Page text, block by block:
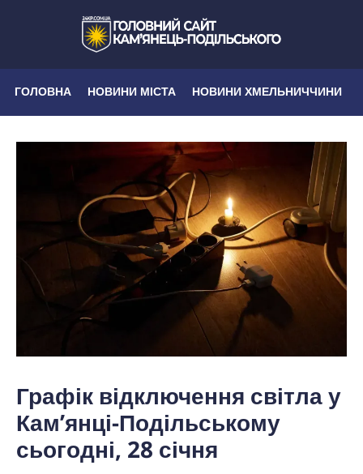
ГОЛОВНА НОВИНИ МІСТА НОВИНИ ХМЕЛЬНИЧЧИНИ
Графік відключення світла у
Кам’янці-Подільському
сьогодні, 28 січня